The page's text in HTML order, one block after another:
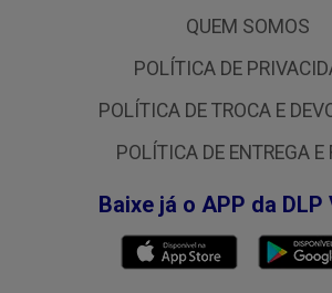
QUEM SOMOS
POLÍTICA DE
POLÍTICA DE TROCA E
POLÍTICA DE ENTREGA E
Baixe já o APP da DLP